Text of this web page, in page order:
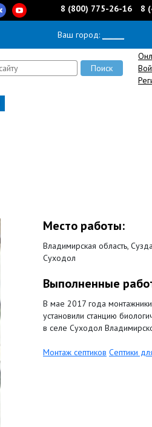
8 (800) 775-26-16 8
Ваш город:
Место работы:
Владимирская область,
Суходол
Выполненные
В мае 2017 года
установили станцию
в селе Суходол
Монтаж септиков Септики